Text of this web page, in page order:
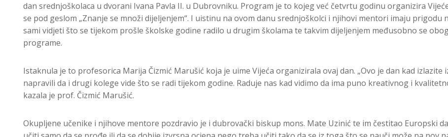
dan srednjoškolaca u dvorani Ivana Pavla II. u Dubrovniku. Program je to kojeg već četvrtu godinu organizira
se pod geslom „Znanje se množi dijeljenjem“. I uistinu na ovom danu srednjoškolci i njihovi mentori imaju
sami vidjeti što se tijekom prošle školske godine radilo u drugim školama te takvim dijeljenjem međusobno se
programe.
Istaknula je to profesorica Marija Čizmić Marušić koja je uime Vijeća organizirala ovaj dan. „Ovo je dan kad
napravili da i drugi kolege vide što se radi tijekom godine. Raduje nas kad vidimo da ima puno kreativnog i
kazala je prof. Čizmić Marušić.
Okupljene učenike i njihove mentore pozdravio je i dubrovački biskup mons. Mate Uzinić te im čestitao Europski